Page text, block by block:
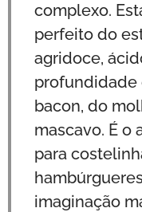
complexo.
perfeito do
agridoce,
profundidade
bacon, do
mascavo. É o
para
imaginação